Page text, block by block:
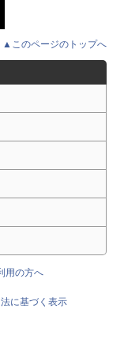
▲このページのトップへ
用の方へ
法に基づく表示